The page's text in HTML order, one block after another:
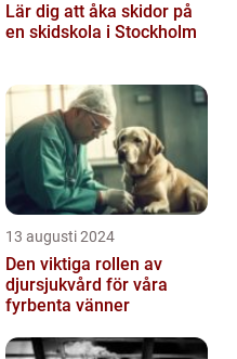
Lär dig att åka skidor på
en skidskola i Stockholm
13 augusti 2024
Den viktiga rollen av
djursjukvård för våra
fyrbenta vänner